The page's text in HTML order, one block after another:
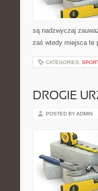
są nadzwyczaj
zaś wtedy miejsca te
CATEGORIES:
DROGIE
POSTED BY ADMIN